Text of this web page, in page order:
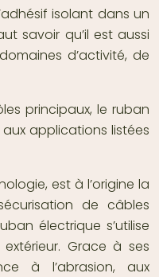
isolant dans un
savoir qu’il est aussi
d’activité, de
principaux, le ruban
applications listées
est à l’origine la
de câbles
électrique s’utilise
Grace à ses
à l’abrasion, aux